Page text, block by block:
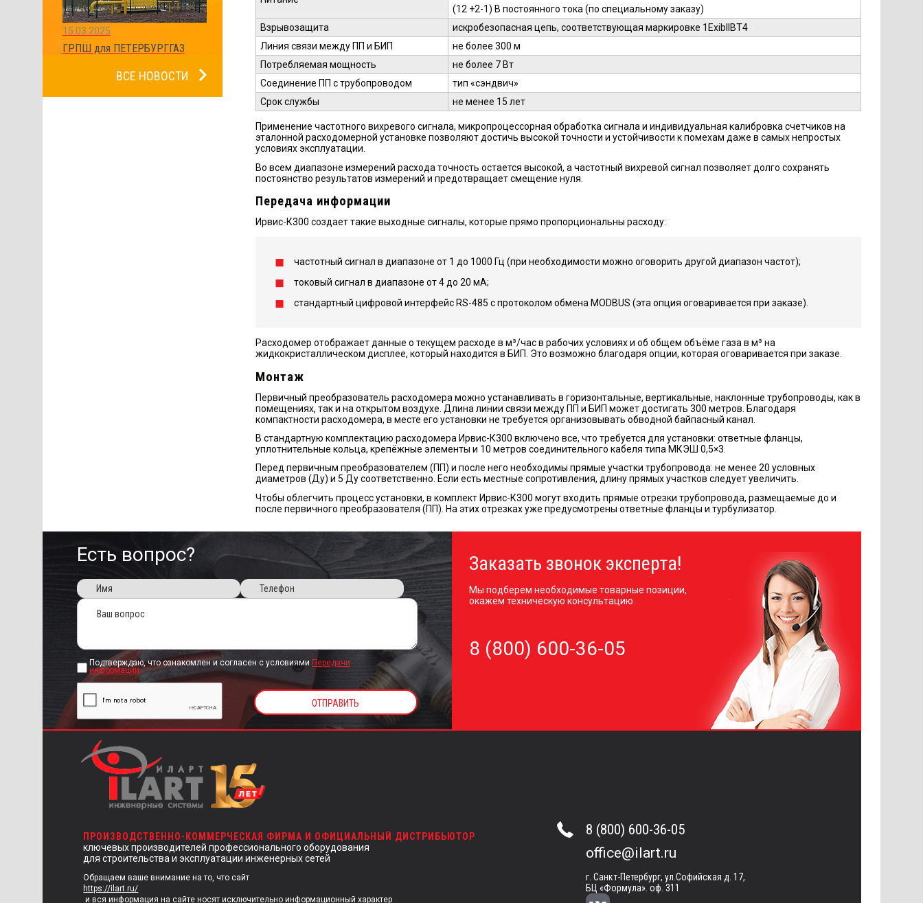
15.03.2025
ГРПШ для ПЕТЕРБУРГГАЗ
ВСЕ НОВОСТИ
(12 +2-1) В постоянного тока (по специальному заказу)
Взрывозащита
искробезопасная цепь, соответствующая маркировке 1ExibIIBT4
Линия связи между ПП и БИП
не более 300 м
Потребляемая мощность
не более 7 Вт
Соединение ПП с трубопроводом
тип «сэндвич»
Срок службы
не менее 15 лет
Применение частотного вихревого сигнала, микропроцессорная обработка сигнала и индивидуальная калибровка счетчиков на
эталонной расходомерной установке позволяют достичь высокой точности и устойчивости к помехам даже в самых непростых
условиях эксплуатации.
Во всем диапазоне измерений расхода точность остается высокой, а частотный вихревой сигнал позволяет долго сохранять
постоянство результатов измерений и предотвращает смещение нуля.
Передача информации
Ирвис-К300 создает такие выходные сигналы, которые прямо пропорциональны расходу:
частотный сигнал в диапазоне от 1 до 1000 Гц (при необходимости можно оговорить другой диапазон частот);
токовый сигнал в диапазоне от 4 до 20 мА;
стандартный цифровой интерфейс RS-485 с протоколом обмена MODBUS (эта опция оговаривается при заказе).
Расходомер отображает данные о текущем расходе в м³/час в рабочих условиях и об общем объёме газа в м³ на
жидкокристаллическом дисплее, который находится в БИП. Это возможно благодаря опции, которая оговаривается при заказе.
Монтаж
Первичный преобразователь расходомера можно устанавливать в горизонтальные, вертикальные, наклонные трубопроводы, как в
помещениях, так и на открытом воздухе. Длина линии связи между ПП и БИП может достигать 300 метров. Благодаря
компактности расходомера, в месте его установки не требуется организовывать обводной байпасный канал.
В стандартную комплектацию расходомера Ирвис-К300 включено все, что требуется для установки: ответные фланцы,
уплотнительные кольца, крепёжные элементы и 10 метров соединительного кабеля типа МКЭШ 0,5×3.
Перед первичным преобразователем (ПП) и после него необходимы прямые участки трубопровода: не менее 20 условных
диаметров (Ду) и 5 Ду соответственно. Если есть местные сопротивления, длину прямых участков следует увеличить.
Чтобы облегчить процесс установки, в комплект Ирвис-К300 могут входить прямые отрезки трубопровода, размещаемые до и
после первичного преобразователя (ПП). На этих отрезках уже предусмотрены ответные фланцы и турбулизатор.
Есть вопрос?
Подтверждаю, что ознакомлен и согласен с условиями Передачи
информации
Заказать звонок эксперта!
Мы подберем необходимые товарные позиции,
окажем техническую консультацию.
8 (800) 600-36-05
ПРОИЗВОДСТВЕННО-КОММЕРЧЕСКАЯ ФИРМА И ОФИЦИАЛЬНЫЙ ДИСТРИБЬЮТОР
ключевых производителей профессионального оборудования
для строительства и эксплуатации инженерных сетей
Обращаем ваше внимание на то, что сайт
https://ilart.ru/
и вся информация на сайте носят исключительно информационный характер
8 (800) 600-36-05
office@ilart.ru
г. Санкт-Петербург, ул.Софийская д. 17,
БЦ «Формула». оф. 311